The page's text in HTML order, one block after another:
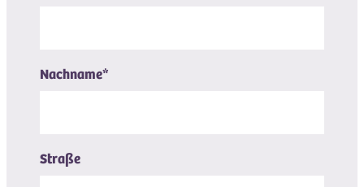
Nachname*
Straße